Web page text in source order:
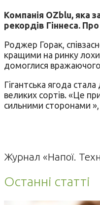
Компанія OZblu, яка
рекордів Гіннеса.
Роджер Горак,
кращими на ринку
домоглися
Гігантська ягода
великих сортів. «Це
сильними сторонами
Журнал «Напої.
Останні статті